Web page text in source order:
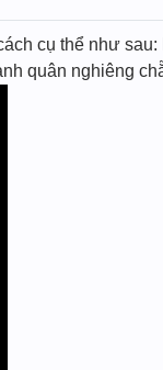
cụ thể như sau:
quân nghiêng